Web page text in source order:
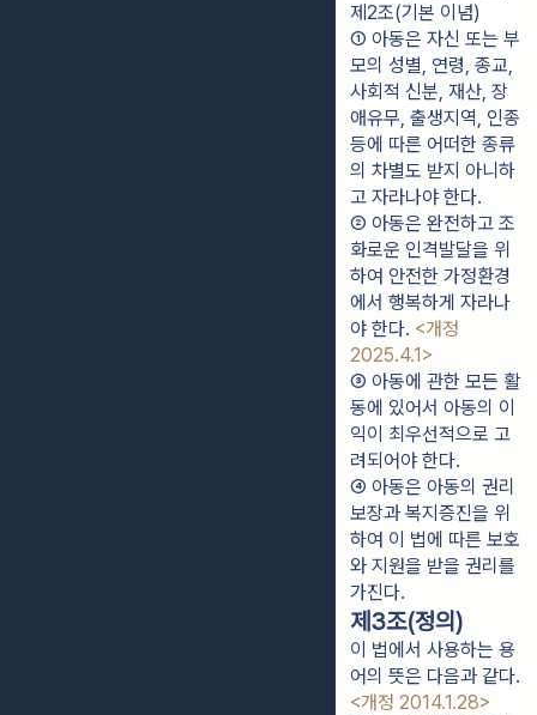
제2조(기본 이념)
① 아동은 자신 또는 부
모의 성별, 연령, 종교,
사회적 신분, 재산, 장
애유무, 출생지역, 인종
등에 따른 어떠한 종류
의 차별도 받지 아니하
고 자라나야 한다.
② 아동은 완전하고 조
화로운 인격발달을 위
하여 안전한 가정환경
에서 행복하게 자라나
야 한다. <개정
2025.4.1>
③ 아동에 관한 모든 활
동에 있어서 아동의 이
익이 최우선적으로 고
려되어야 한다.
④ 아동은 아동의 권리
보장과 복지증진을 위
하여 이 법에 따른 보호
와 지원을 받을 권리를
가진다.
제3조(정의)
이 법에서 사용하는 용
어의 뜻은 다음과 같다.
<개정 2014.1.28>